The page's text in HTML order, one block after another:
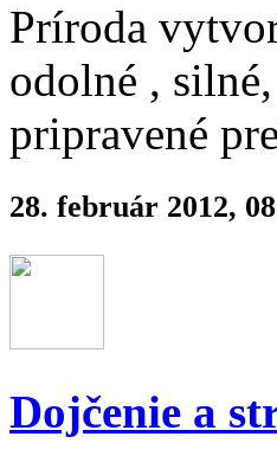
Príroda
odolné ,
pripravené
28. február 2012,
Dojčenie a